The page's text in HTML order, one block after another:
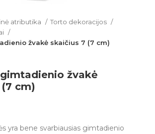
atributika
Torto dekoracijos
žvakė skaičius 7 (7 cm)
žvakė
cm)
yra bene svarbiausias gimtadienio